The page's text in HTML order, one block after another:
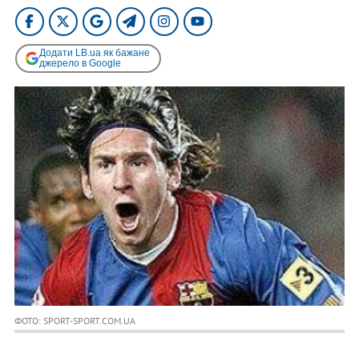
Додати LB.ua як бажане
джерело в Google
ФОТО: SPORT-SPORT.COM.UA